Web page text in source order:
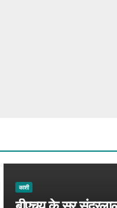
काशी